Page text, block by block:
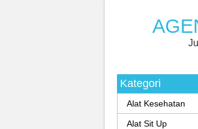
Kategori
Alat Kesehatan
Alat Sit Up